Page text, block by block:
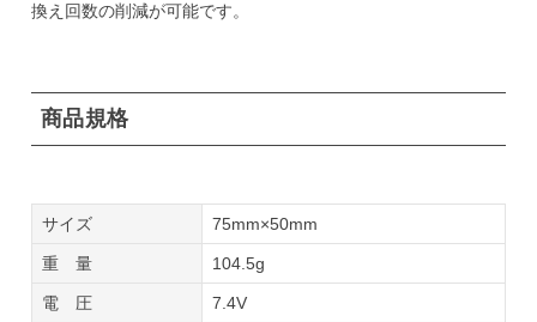
換え回数の削減が可能です。
商品規格
サイズ 75mm×50mm
重 量 104.5g
電 圧 7.4V